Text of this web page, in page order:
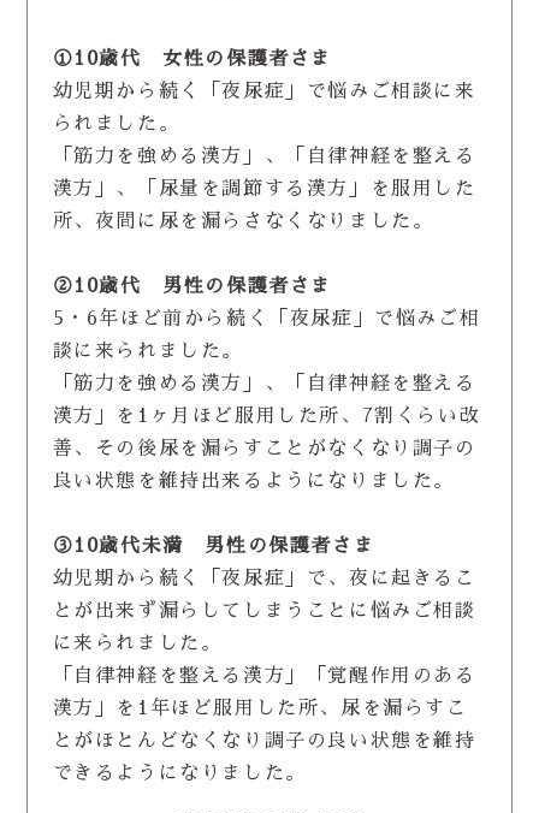
①10歳代 女性の保護者さま
幼児期から続く「夜尿症」で悩みご相談に来
られました。
「筋力を強める漢方」、「自律神経を整える
漢方」、「尿量を調節する漢方」を服用した
所、夜間に尿を漏らさなくなりました。
②10歳代 男性の保護者さま
5・6年ほど前から続く「夜尿症」で悩みご相
談に来られました。
「筋力を強める漢方」、「自律神経を整える
漢方」を1ヶ月ほど服用した所、7割くらい改
善、その後尿を漏らすことがなくなり調子の
良い状態を維持出来るようになりました。
③10歳代未満 男性の保護者さま
幼児期から続く「夜尿症」で、夜に起きるこ
とが出来ず漏らしてしまうことに悩みご相談
に来られました。
「自律神経を整える漢方」「覚醒作用のある
漢方」を1年ほど服用した所、尿を漏らすこ
とがほとんどなくなり調子の良い状態を維持
できるようになりました。